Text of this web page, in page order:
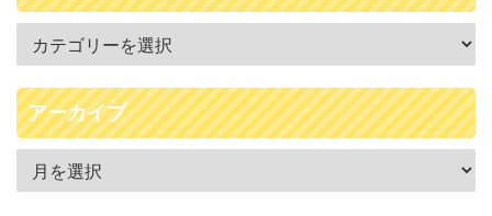
アーカイブ